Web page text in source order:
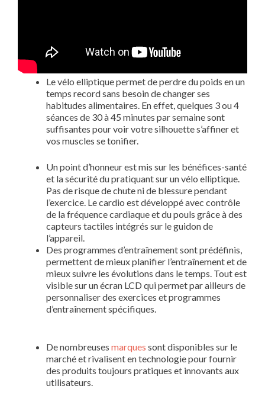
Le vélo elliptique permet de perdre du poids en un
temps record sans besoin de changer ses
habitudes alimentaires. En effet, quelques 3 ou 4
séances de 30 à 45 minutes par semaine sont
suffisantes pour voir votre silhouette s’affiner et
vos muscles se tonifier.
Un point d’honneur est mis sur les bénéfices-santé
et la sécurité du pratiquant sur un vélo elliptique.
Pas de risque de chute ni de blessure pendant
l’exercice. Le cardio est développé avec contrôle
de la fréquence cardiaque et du pouls grâce à des
capteurs tactiles intégrés sur le guidon de
l’appareil.
Des programmes d’entraînement sont prédéfinis,
permettent de mieux planifier l’entraînement et de
mieux suivre les évolutions dans le temps. Tout est
visible sur un écran LCD qui permet par ailleurs de
personnaliser des exercices et programmes
d’entraînement spécifiques.
De nombreuses marques sont disponibles sur le
marché et rivalisent en technologie pour fournir
des produits toujours pratiques et innovants aux
utilisateurs.